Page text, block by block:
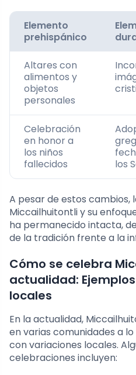
Elemento
prehispánico
Altares con
alimentos y
objetos
personales
Celebración
en honor a
los niños
fallecidos
los
A pesar de estos cambios,
Miccailhuitontli y su
ha permanecido intacta,
de la tradición frente a la
Cómo se celebra
actualidad:
locales
En la actualidad,
en varias comunidades a
con variaciones locales.
celebraciones incluyen: